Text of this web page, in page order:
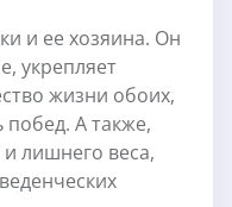
и ее хозяина. Он
укрепляет
жизни обоих,
побед. А также,
лишнего веса,